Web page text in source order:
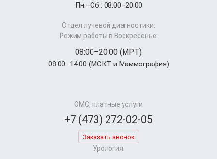
Пн.–Cб.: 08:00–20:00
Отдел лучевой диагностики:
Режим работы в Воскресенье:
08:00–20:00 (МРТ)
08:00–14:00 (МСКТ и Маммография)
ОМС, платные услуги
+7 (473) 272-02-05
Заказать звонок
Урология: